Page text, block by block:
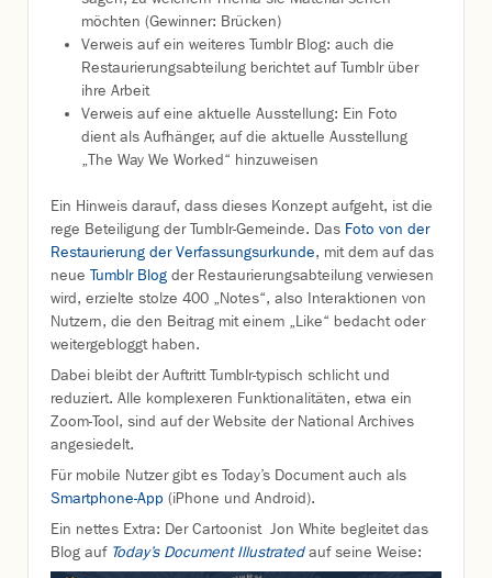
möchten (Gewinner: Brücken)
Verweis auf ein weiteres Tumblr Blog: auch die
Restaurierungsabteilung berichtet auf Tumblr über
ihre Arbeit
Verweis auf eine aktuelle Ausstellung: Ein Foto
dient als Aufhänger, auf die aktuelle Ausstellung
„The Way We Worked“ hinzuweisen
Ein Hinweis darauf, dass dieses Konzept aufgeht, ist die
rege Beteiligung der Tumblr-Gemeinde. Das Foto von der
Restaurierung der Verfassungsurkunde, mit dem auf das
neue Tumblr Blog der Restaurierungsabteilung verwiesen
wird, erzielte stolze 400 „Notes“, also Interaktionen von
Nutzern, die den Beitrag mit einem „Like“ bedacht oder
weitergebloggt haben.
Dabei bleibt der Auftritt Tumblr-typisch schlicht und
reduziert. Alle komplexeren Funktionalitäten, etwa ein
Zoom-Tool, sind auf der Website der National Archives
angesiedelt.
Für mobile Nutzer gibt es Today’s Document auch als
Smartphone-App (iPhone und Android).
Ein nettes Extra: Der Cartoonist Jon White begleitet das
Blog auf Today’s Document Illustratedauf seine Weise: